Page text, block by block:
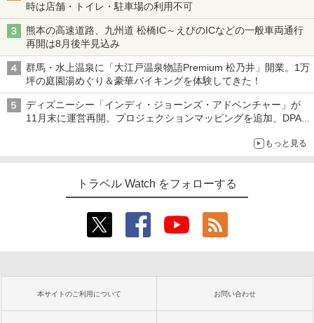
時は店舗・トイレ・駐車場の利用不可
熊本の高速道路、九州道 松橋IC～えびのICなどの一般車両通行
再開は8月後半見込み
群馬・水上温泉に「大江戸温泉物語Premium 松乃井」開業。1万
坪の庭園湯めぐり＆豪華バイキングを体験してきた！
ディズニーシー「インディ・ジョーンズ・アドベンチャー」が
11月末に運営再開。プロジェクションマッピングを追加、DPA
もっと見る
トラベル Watch をフォローする
本サイトのご利用について お問い合わせ